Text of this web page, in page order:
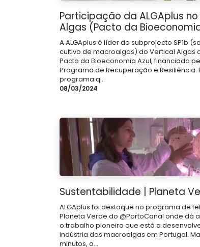
Participação da ALGAplus
Algas (Pacto da
A ALGAplus é líder do subprojecto SP1b
cultivo de macroalgas) do Vertical Algas
Pacto da Bioeconomia Azul, financiado
Programa de Recuperação e Resiliência.
programa q...
08/03/2024
Sustentabilidade | Planeta
ALGAplus foi destaque no programa de
Planeta Verde do @PortoCanal onde dá
o trabalho pioneiro que está a
indústria das macroalgas em Portugal.
minutos, o...